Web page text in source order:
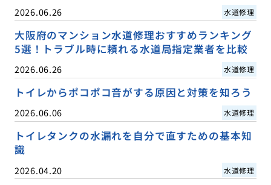
2026.06.26 水道修理
大阪府のマンション水道修理おすすめランキング
5選！トラブル時に頼れる水道局指定業者を比較
2026.06.26 水道修理
トイレからポコポコ音がする原因と対策を知ろう
2026.06.06 水道修理
トイレタンクの水漏れを自分で直すための基本知
識
2026.04.20 水道修理